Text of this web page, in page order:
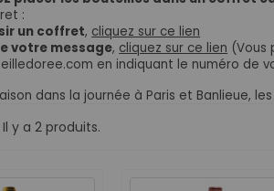
:
un coffret, cliquez sur ce lien
votre message, cliquez sur ce lien (Vous
en indiquant le numéro de
dans la journée à Paris et Banlieue, les
Il y a 2 produits.